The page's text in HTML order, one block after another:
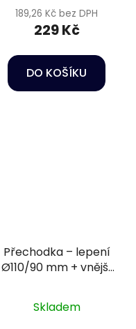
189,26 Kč bez DPH
229 Kč
DO KOŠÍKU
Přechodka – lepení
Ø110/90 mm + vnější
Skladem